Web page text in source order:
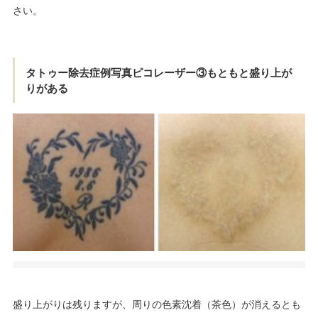
さい。
タトゥー除去症例写真ピコレーザー③もともと盛り上が
りがある
盛り上がりは残りますが、周りの色素沈着（茶色）が消えるとも